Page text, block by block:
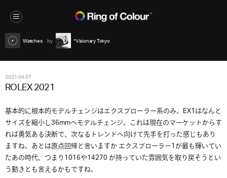
Watches *Visionary Tokyo
2021.04.07
ROLEX 2021
基本的に根本的モデルチェンジはエクスプローラー系のみ。EX1はなんと
サイズを縮小し36mmへモデルチェンジ。これは現在のマーケットからす
れば勇気ある決断で、次なるトレンドへ向けて先手を打った感じもあり
ますね。あとは原点回帰と言いますか エクスプローラー1が最も輝いてい
たあの時代、つまり1016や14270 が持っていた雰囲気を取り戻そうとい
う動きとも言えるかもですね。